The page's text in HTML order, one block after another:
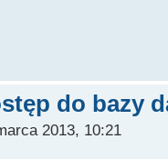
do bazy
2013, 10:21